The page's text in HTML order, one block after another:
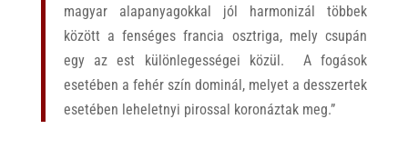
magyar alapanyagokkal jól harmonizál többek
között a fenséges francia osztriga, mely csupán
egy az est különlegességei közül. A fogások
esetében a fehér szín dominál, melyet a desszertek
esetében leheletnyi pirossal koronáztak meg.”